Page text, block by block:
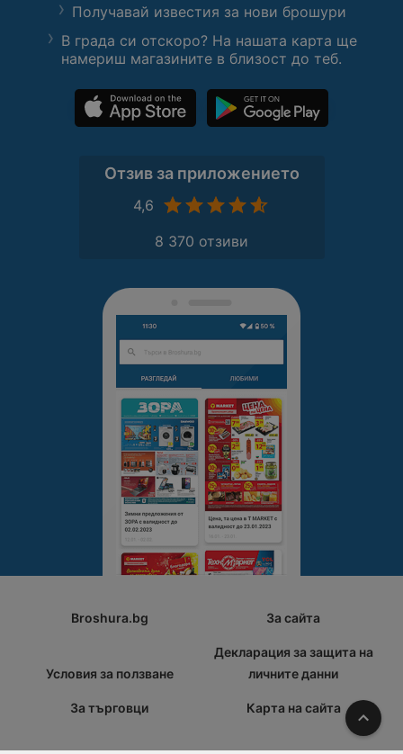
Получавай известия за нови брошури
В града си отскоро? На нашата карта ще
намериш магазините в близост до теб.
Отзив за приложението
4,6
8 370 отзиви
Broshura.bg За сайта
Условия за ползване
Декларация за защита на
личните данни
За търговци Карта на сайта